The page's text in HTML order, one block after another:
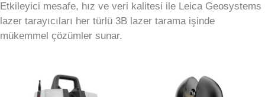
Etkileyici mesafe, hız ve veri kalitesi ile Leica Geosystems
lazer tarayıcıları her türlü 3B lazer tarama işinde
mükemmel çözümler sunar.